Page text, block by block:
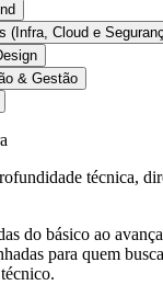
(Infra, Cloud e
& Gestão
técnica,
do básico ao
para quem